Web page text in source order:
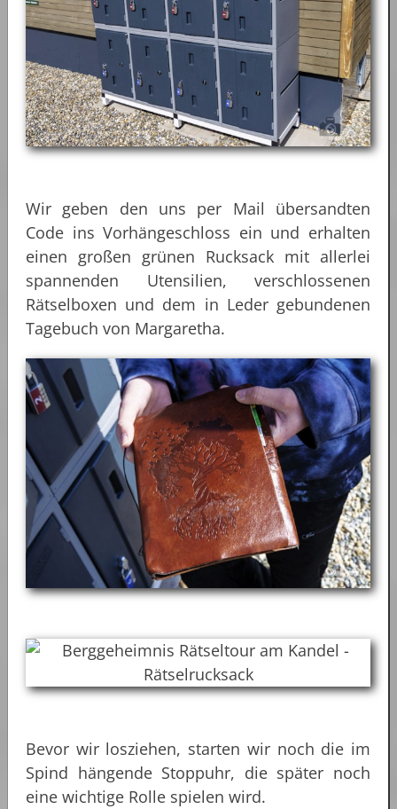
Wir geben den uns per Mail übersandten
Code ins Vorhängeschloss ein und erhalten
einen großen grünen Rucksack mit allerlei
spannenden Utensilien, verschlossenen
Rätselboxen und dem in Leder gebundenen
Tagebuch von Margaretha.
Bevor wir losziehen, starten wir noch die im
Spind hängende Stoppuhr, die später noch
eine wichtige Rolle spielen wird.